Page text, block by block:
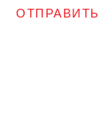
ОТПРАВИТЬ